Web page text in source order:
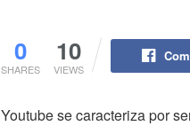
0
SHARES
10
VIEWS
Youtube se caracteriza por